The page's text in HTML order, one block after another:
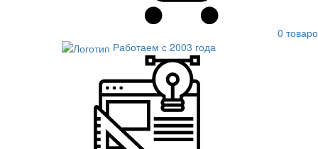
0
Работаем с 2003 года